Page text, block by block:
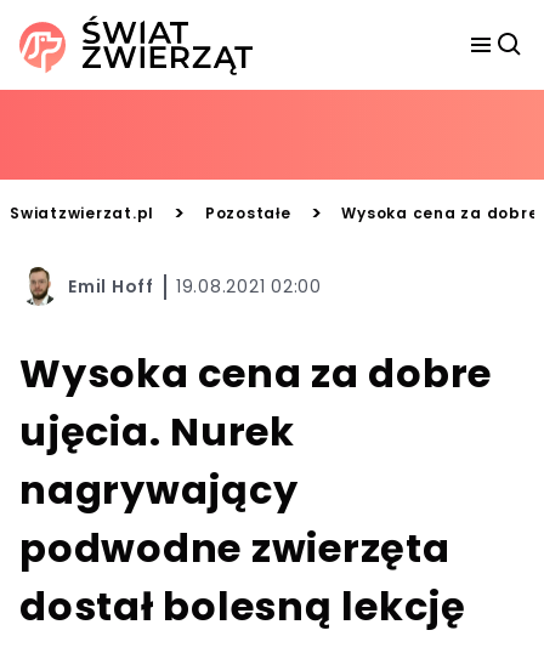
Swiatzwierzat.pl > Pozostałe > Wysoka cena za
Emil Hoff 19.08.2021 02:00
Wysoka cena za dobre
ujęcia. Nurek
nagrywający
podwodne zwierzęta
dostał bolesną lekcję